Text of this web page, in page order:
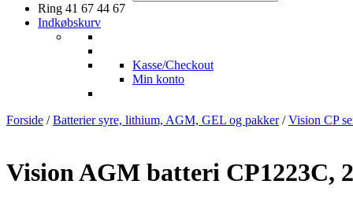
Ring 41 67 44 67
Indkøbskurv
Kasse/Checkout
Min konto
Forside /Batterier syre, lithium, AGM, GEL og pakker/Vision CP
Vision AGM batteri CP1223C,